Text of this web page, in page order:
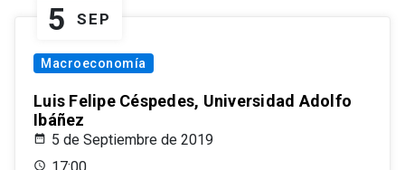
5 SEP
Macroeconomía
Luis Felipe Céspedes, Universidad Adolfo
Ibáñez
5 de Septiembre de 2019